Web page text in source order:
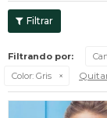
Filtrando por:
Color: Gris